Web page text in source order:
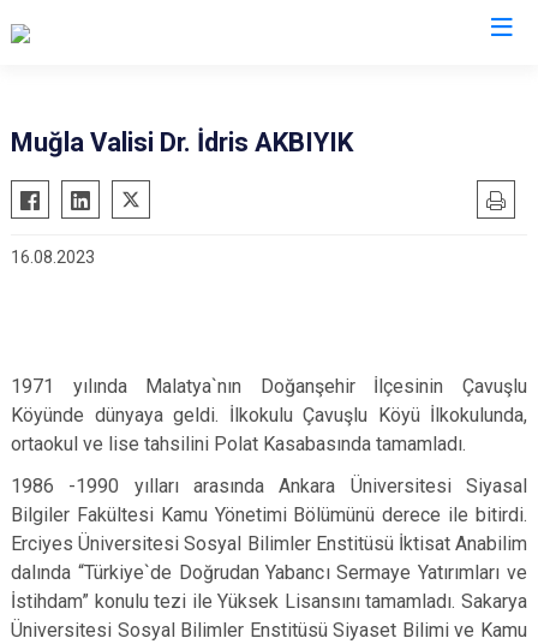
Muğla Valisi Dr. İdris AKBIYIK
16.08.2023
1971 yılında Malatya`nın Doğanşehir İlçesinin Çavuşlu
Köyünde dünyaya geldi. İlkokulu Çavuşlu Köyü İlkokulunda,
ortaokul ve lise tahsilini Polat Kasabasında tamamladı.
1986 -1990 yılları arasında Ankara Üniversitesi Siyasal
Bilgiler Fakültesi Kamu Yönetimi Bölümünü derece ile bitirdi.
Erciyes Üniversitesi Sosyal Bilimler Enstitüsü İktisat Anabilim
dalında “Türkiye`de Doğrudan Yabancı Sermaye Yatırımları ve
İstihdam” konulu tezi ile Yüksek Lisansını tamamladı. Sakarya
Üniversitesi Sosyal Bilimler Enstitüsü Siyaset Bilimi ve Kamu